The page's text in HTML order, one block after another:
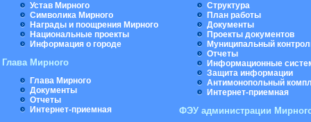
Устав Мирного
Символика Мирного
Награды и поощрения Мирного
Национальные проекты
Информация о городе
Глава Мирного
Глава Мирного
Документы
Отчеты
Интернет-приемная
Структура
План работы
Документы
Проекты документов
Муниципальный
Отчеты
Информационные
Защита информации
Антимонопольный
Интернет-приемная
ФЭУ администрации